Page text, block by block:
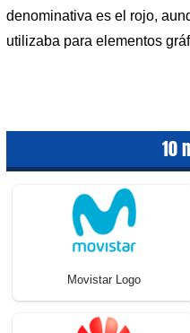
denominativa es el rojo,
utilizaba para elementos
10
Movistar Logo